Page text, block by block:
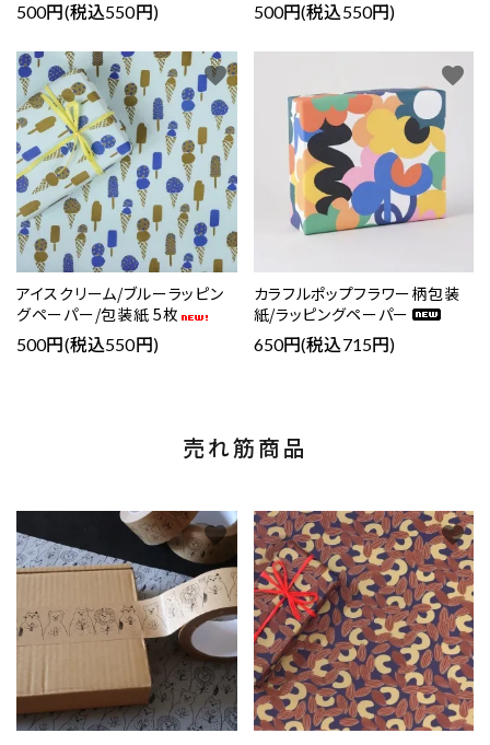
500円(税込550円) 500円(税込550円)
アイスクリーム/ブルーラッピン
グペーパー/包装紙 5枚
500円(税込550円)
favorite
カラフルポップフラワー柄包装
紙/ラッピングペーパー
650円(税込715円)
favorite
売れ筋商品
favorite favorite